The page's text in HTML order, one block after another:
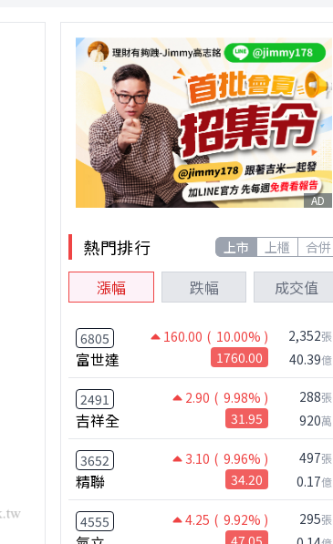
AD
熱門排行 上市 上櫃 合併
漲幅 跌幅 成交值
6805 160.00 ( 10.00% )
富世達 1760.00
2,352張
40.39億
2491 2.90 ( 9.98% )
吉祥全 31.95
288張
920萬
3652 3.10 ( 9.96% )
精聯 34.20
497張
0.17億
4555 4.25 ( 9.92% ) 295張